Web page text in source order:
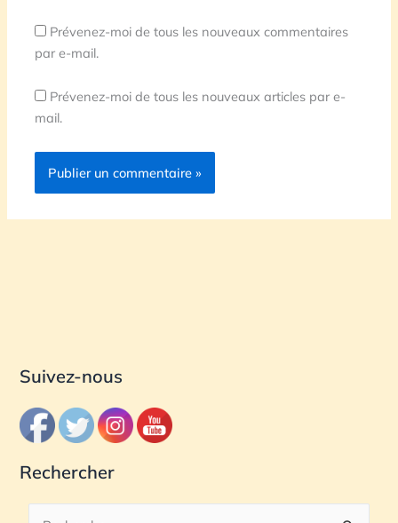
Prévenez-moi de tous les nouveaux commentaires
par e-mail.
Prévenez-moi de tous les nouveaux articles par e-
mail.
Suivez-nous
Rechercher